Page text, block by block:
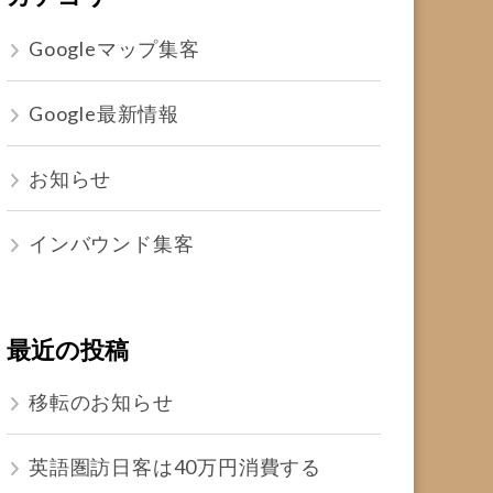
Googleマップ集客
Google最新情報
お知らせ
インバウンド集客
最近の投稿
移転のお知らせ
英語圏訪日客は40万円消費する